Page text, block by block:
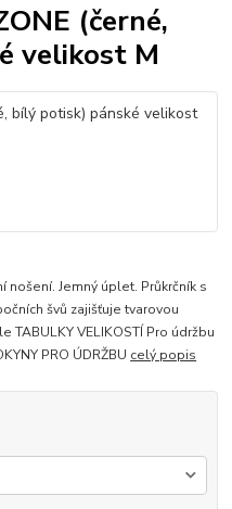
(černé,
velikost M
Jemný úplet. Průkrčník s
švů zajišťuje tvarovou
VELIKOSTÍ Pro údržbu
PRO ÚDRŽBU celý popis